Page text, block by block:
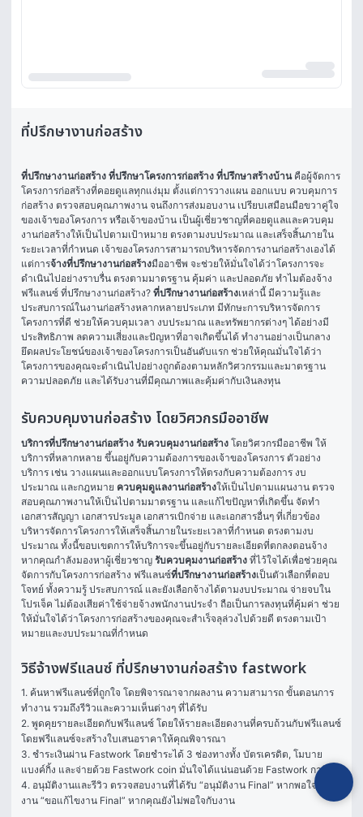
ที่ปรึกษางานก่อสร้าง
ที่ปรึกษางานก่อสร้าง ที่ปรึกษาโครงการก่อสร้าง ที่ปรึกษาสร้างบ้าน คือผู้จัดการ
โครงการก่อสร้างที่คอยดูแลทุกแง่มุม ตั้งแต่การวางแผน ออกแบบ ควบคุมการ
ก่อสร้าง ตรวจสอบคุณภาพงาน จนถึงการส่งมอบงาน เปรียบเสมือนมือขวาคู่ใจ
ของเจ้าของโครงการ หรือเจ้าของบ้าน เป็นผู้เชี่ยวชาญที่คอยดูแลและควบคุม
งานก่อสร้างให้เป็นไปตามเป้าหมาย ตรงตามงบประมาณ และเสร็จสิ้นภายใน
ระยะเวลาที่กำหนด เจ้าของโครงการสามารถบริหารจัดการงานก่อสร้างเองได้
แต่การจ้างที่ปรึกษางานก่อสร้างมืออาชีพ จะช่วยให้มั่นใจได้ว่าโครงการจะ
ดำเนินไปอย่างราบรื่น ตรงตามมาตรฐาน คุ้มค่า และปลอดภัย ทำไมต้องจ้าง
ฟรีแลนซ์ ที่ปรึกษางานก่อสร้าง? ที่ปรึกษางานก่อสร้างเหล่านี้ มีความรู้และ
ประสบการณ์ในงานก่อสร้างหลากหลายประเภท มีทักษะการบริหารจัดการ
โครงการที่ดี ช่วยให้ควบคุมเวลา งบประมาณ และทรัพยากรต่างๆ ได้อย่างมี
ประสิทธิภาพ ลดความเสี่ยงและปัญหาที่อาจเกิดขึ้นได้ ทำงานอย่างเป็นกลาง
ยึดผลประโยชน์ของเจ้าของโครงการเป็นอันดับแรก ช่วยให้คุณมั่นใจได้ว่า
โครงการของคุณจะดำเนินไปอย่างถูกต้องตามหลักวิศวกรรมและมาตรฐาน
ความปลอดภัย และได้รับงานที่มีคุณภาพและคุ้มค่ากับเงินลงทุน
รับควบคุมงานก่อสร้าง โดยวิศวกรมืออาชีพ
บริการที่ปรึกษางานก่อสร้าง รับควบคุมงานก่อสร้าง โดยวิศวกรมืออาชีพ ให้
บริการที่หลากหลาย ขึ้นอยู่กับความต้องการของเจ้าของโครงการ ตัวอย่าง
บริการ เช่น วางแผนและออกแบบโครงการให้ตรงกับความต้องการ งบ
ประมาณ และกฎหมาย ควบคุมดูแลงานก่อสร้างให้เป็นไปตามแผนงาน ตรวจ
สอบคุณภาพงานให้เป็นไปตามมาตรฐาน และแก้ไขปัญหาที่เกิดขึ้น จัดทำ
เอกสารสัญญา เอกสารประมูล เอกสารเบิกจ่าย และเอกสารอื่นๆ ที่เกี่ยวข้อง
บริหารจัดการโครงการให้เสร็จสิ้นภายในระยะเวลาที่กำหนด ตรงตามงบ
ประมาณ ทั้งนี้ขอบเขตการให้บริการจะขึ้นอยู่กับรายละเอียดที่ตกลงตอนจ้าง
หากคุณกำลังมองหาผู้เชี่ยวชาญ รับควบคุมงานก่อสร้าง ที่ไว้ใจได้เพื่อช่วยคุณ
จัดการกับโครงการก่อสร้าง ฟรีแลนซ์ที่ปรึกษางานก่อสร้างเป็นตัวเลือกที่ตอบ
โจทย์ ทั้งความรู้ ประสบการณ์ และยังเลือกจ้างได้ตามงบประมาณ จ่ายจบใน
โปรเจ็ค ไม่ต้องเสียค่าใช้จ่ายจ้างพนักงานประจำ ถือเป็นการลงทุนที่คุ้มค่า ช่วย
ให้มั่นใจได้ว่าโครงการก่อสร้างของคุณจะสำเร็จลุล่วงไปด้วยดี ตรงตามเป้า
หมายและงบประมาณที่กำหนด
วิธีจ้างฟรีแลนซ์ ที่ปรึกษางานก่อสร้าง fastwork
1. ค้นหาฟรีแลนซ์ที่ถูกใจ โดยพิจารณาจากผลงาน ความสามารถ ขั้นตอนการ
ทำงาน รวมถึงรีวิวและความเห็นต่างๆ ที่ได้รับ
2. พูดคุยรายละเอียดกับฟรีแลนซ์ โดยให้รายละเอียดงานที่ครบถ้วนกับฟรีแลนซ์
โดยฟรีแลนซ์จะสร้างใบเสนอราคาให้คุณพิจารณา
3. ชำระเงินผ่าน Fastwork โดยชำระได้ 3 ช่องทางทั้ง บัตรเครดิต, โมบาย
แบงค์กิ้ง และจ่ายด้วย Fastwork coin มั่นใจได้แน่นอนด้วย Fastwork การันตี
4. อนุมัติงานและรีวิว ตรวจสอบงานที่ได้รับ “อนุมัติงาน Final” หากพอใจในผล
งาน “ขอแก้ไขงาน Final” หากคุณยังไม่พอใจกับงาน